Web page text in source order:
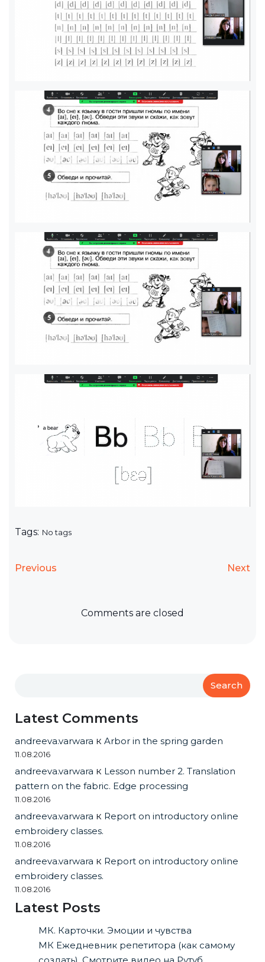
Tags: No tags
Previous Next
Comments are closed
Search
Latest Comments
andreeva.varwara к Arbor in the spring garden
11.08.2016
andreeva.varwara к Lesson number 2. Translation
pattern on the fabric. Edge processing
11.08.2016
andreeva.varwara к Report on introductory online
embroidery classes.
11.08.2016
andreeva.varwara к Report on introductory online
embroidery classes.
11.08.2016
Latest Posts
МК. Карточки. Эмоции и чувства
МК Ежедневник репетитора (как самому